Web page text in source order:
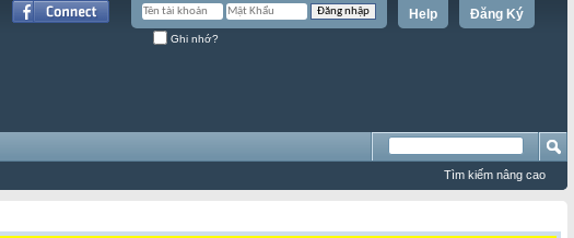
Đăng Ký
Help
Ghi nhớ?
Tìm kiếm nâng cao